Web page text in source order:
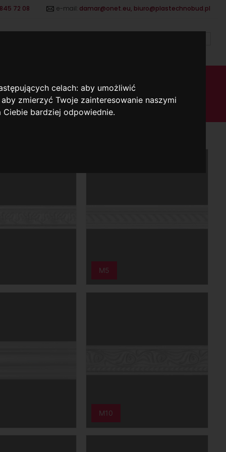
celach:aby umożliwić
aby zmierzyć Twoje zainteresowanie naszymi
bardziej odpowiednie.
72 08 e-mail: damar@onet.eu, biuro@plastechnobud.pl
MOULDING M
M5
M10